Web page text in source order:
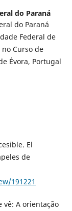
do Paraná
do Paraná
Federal de
Curso de
Évora, Portugal
El
de
191221
vê: A orientação